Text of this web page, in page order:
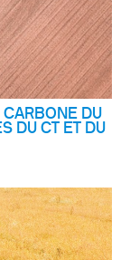
DU
DU CT ET DU